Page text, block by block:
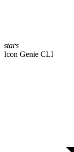
stars
Icon Genie CLI